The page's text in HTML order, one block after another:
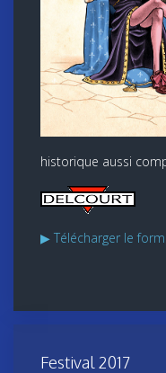
historique aussi
▶ Télécharger le
Festival 2017